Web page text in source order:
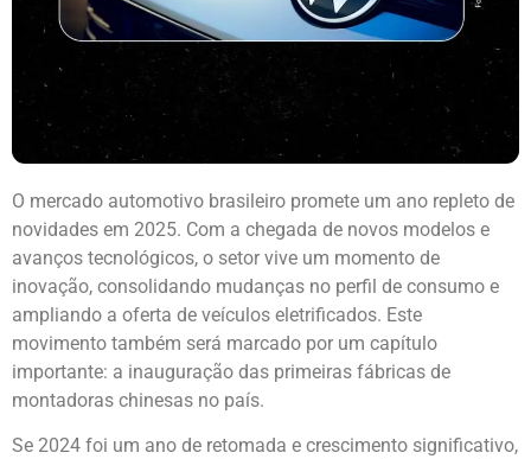
O mercado automotivo brasileiro promete um ano repleto de
novidades em 2025. Com a chegada de novos modelos e
avanços tecnológicos, o setor vive um momento de
inovação, consolidando mudanças no perfil de consumo e
ampliando a oferta de veículos eletrificados. Este
movimento também será marcado por um capítulo
importante: a inauguração das primeiras fábricas de
montadoras chinesas no país.
Se 2024 foi um ano de retomada e crescimento significativo,